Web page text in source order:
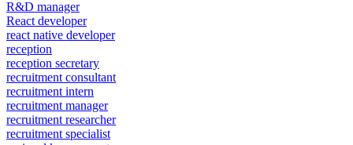
R&D manager
React developer
react native developer
reception
reception secretary
recruitment consultant
recruitment intern
recruitment manager
recruitment researcher
recruitment specialist